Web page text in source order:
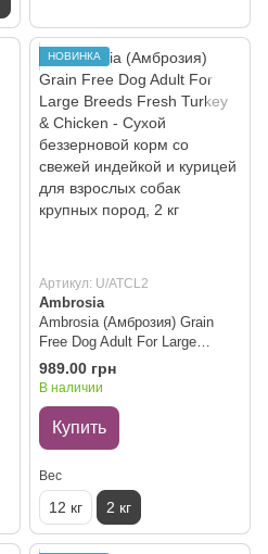
НОВИНКА
Артикул: U/ATCL2
Ambrosia
Ambrosia (Амброзия) Grain
Free Dog Adult For Large
Breeds Fresh Turkey & Chicken
- Сухой беззерновой корм со
для взрослых собак крупных
пород, 2 кг
989.00 грн
В наличии
Купить
Вес
12 кг 2 кг